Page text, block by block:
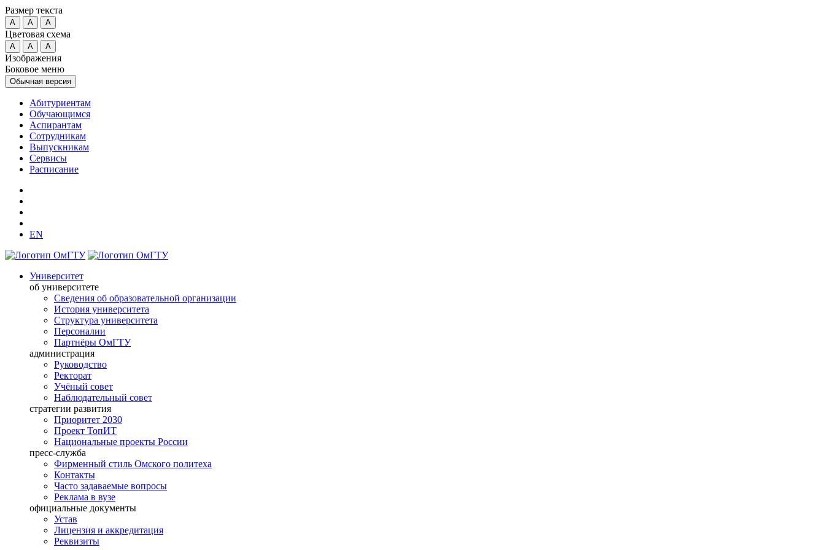
Размер текста
A A A
Цветовая схема
A A A
Изображения
Боковое меню
Обычная версия
Абитуриентам
Обучающимся
Аспирантам
Сотрудникам
Выпускникам
Сервисы
Расписание
EN
Университет
об университете
Сведения об образовательной организации
История университета
Структура университета
Персоналии
Партнёры ОмГТУ
администрация
Руководство
Ректорат
Учёный совет
Наблюдательный совет
стратегии развития
Приоритет 2030
Проект ТопИТ
Национальные проекты России
пресс-служба
Фирменный стиль Омского политеха
Контакты
Часто задаваемые вопросы
Реклама в вузе
официальные документы
Устав
Лицензия и аккредитация
Реквизиты